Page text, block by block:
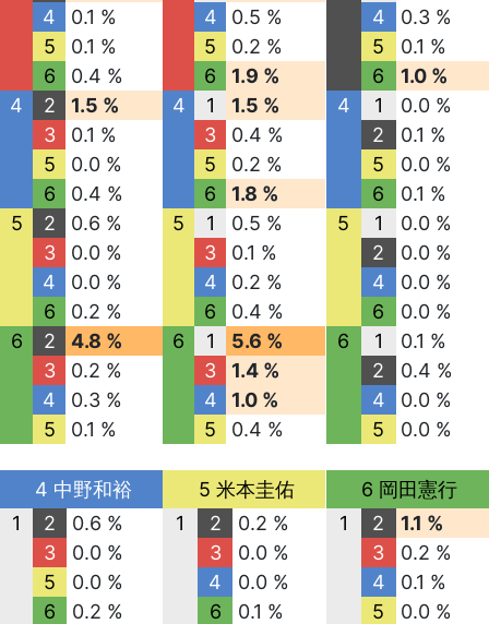
4
0.1 %
5
0.1 %
6
0.4 %
4
2
1.5 %
3
0.1 %
5
0.0 %
6
0.4 %
5
2
0.6 %
3
0.0 %
4
0.0 %
6
0.2 %
6
2
4.8 %
3
0.2 %
4
0.3 %
5
0.1 %
4
0.5 %
5
0.2 %
6
1.9 %
4
1
1.5 %
3
0.4 %
5
0.2 %
6
1.8 %
5
1
0.5 %
3
0.1 %
4
0.2 %
6
0.4 %
6
1
5.6 %
3
1.4 %
4
1.0 %
5
0.4 %
4
0.3 %
5
0.1 %
6
1.0 %
4
1
0.0 %
2
0.1 %
5
0.0 %
6
0.1 %
5
1
0.0 %
2
0.0 %
4
0.0 %
6
0.0 %
6
1
0.1 %
2
0.4 %
4
0.0 %
5
0.0 %
4 中野和裕
1
2
0.6 %
3
0.0 %
5
0.0 %
6
0.2 %
5 米本圭佑
1
2
0.2 %
3
0.0 %
4
0.0 %
6
0.1 %
6 岡田憲行
1
2
1.1 %
3
0.2 %
4
0.1 %
5
0.0 %